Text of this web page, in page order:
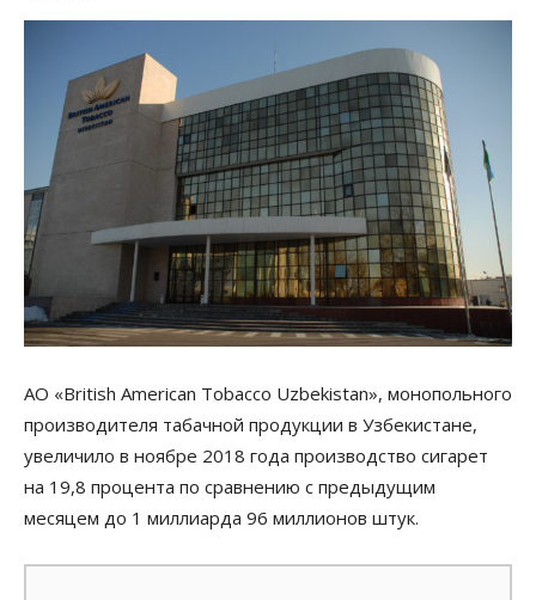
АО «British American Tobacco Uzbekistan», монопольного
производителя табачной продукции в Узбекистане,
увеличило в ноябре 2018 года производство сигарет
на 19,8 процента по сравнению с предыдущим
месяцем до 1 миллиарда 96 миллионов штук.